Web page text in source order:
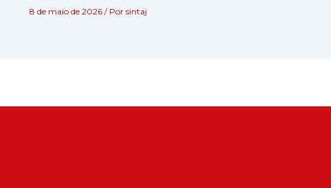
8 de maio de 2026 / Por sintaj